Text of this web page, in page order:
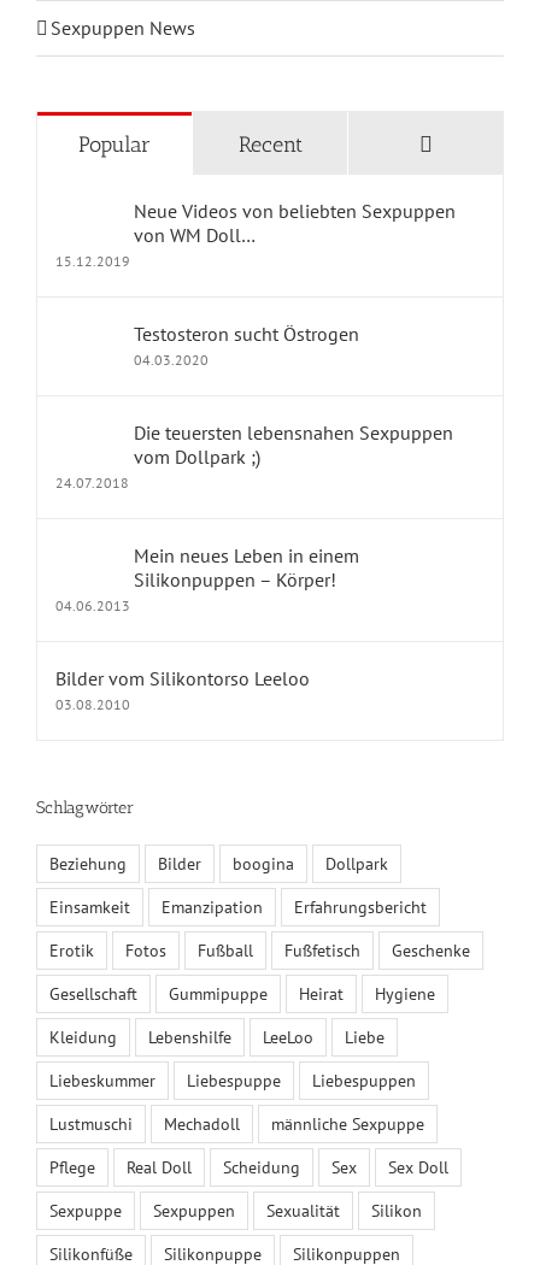
Sexpuppen News
Popular Recent
Neue Videos von beliebten Sexpuppen
von WM Doll…
15.12.2019
Testosteron sucht Östrogen
04.03.2020
Die teuersten lebensnahen Sexpuppen
vom Dollpark ;)
24.07.2018
Mein neues Leben in einem
Silikonpuppen – Körper!
04.06.2013
Bilder vom Silikontorso Leeloo
03.08.2010
Schlagwörter
Beziehung Bilder boogina
Dollpark
Einsamkeit
Emanzipation
Erfahrungsbericht
Erotik
Fotos Fußball Fußfetisch
Geschenke
Gesellschaft
Gummipuppe Heirat
Hygiene
Kleidung
Lebenshilfe LeeLoo
Liebe
Liebeskummer
Liebespuppe
Liebespuppen
Lustmuschi
Mechadoll
männliche Sexpuppe
Pflege
Real Doll Scheidung Sex
Sex Doll
Sexpuppe
Sexpuppen Sexualität
Silikon
Silikonfüße
Silikonpuppe Silikonpuppen
KATEGORIEN
Geschichten mit Sexpuppen
Erfahrungsberichte
Impressum
Kontakt
Datenschutz
KALENDER
August 2026
M D M D F S
2
3
4 5 6 7 8
9
10
11 12 13 14 15
16
17
18 19 21 22
24
25 26 27 28 29
31
« Juni
DER DOLLPARK GMBH – SHOWROOM